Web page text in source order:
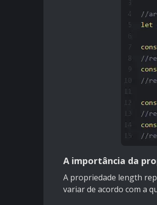
A importância da
A propriedade length
variar de acordo com a